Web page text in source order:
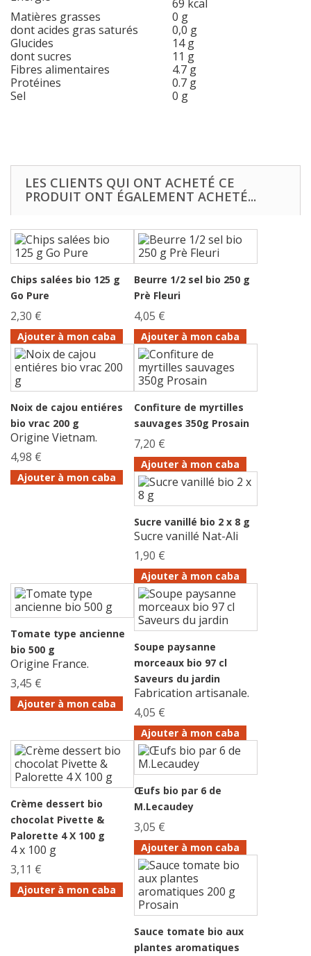
69 kcal
Matières grasses
dont acides gras saturés
0 g
0,0 g
Glucides
dont sucres
14 g
11 g
Fibres alimentaires
4.7 g
Protéines
0.7 g
Sel
0 g
LES CLIENTS QUI ONT ACHETÉ CE
PRODUIT ONT ÉGALEMENT ACHETÉ...
Chips salées bio 125 g
Go Pure
2,30 €
Ajouter à mon caba
Beurre 1/2 sel bio 250 g
Prè Fleuri
4,05 €
Ajouter à mon caba
Noix de cajou entiéres
bio vrac 200 g
Origine Vietnam.
4,98 €
Ajouter à mon caba
Confiture de myrtilles
sauvages 350g Prosain
7,20 €
Ajouter à mon caba
Sucre vanillé bio 2 x 8 g
Sucre vanillé Nat-Ali
1,90 €
Ajouter à mon caba
Tomate type ancienne
bio 500 g
Origine France.
3,45 €
Ajouter à mon caba
Soupe paysanne
morceaux bio 97 cl
Saveurs du jardin
Fabrication artisanale.
4,05 €
Ajouter à mon caba
Crème dessert bio
chocolat Pivette &
Palorette 4 X 100 g
4 x 100 g
3,11 €
Ajouter à mon caba
Œufs bio par 6 de
M.Lecaudey
3,05 €
Ajouter à mon caba
Sauce tomate bio aux
plantes aromatiques